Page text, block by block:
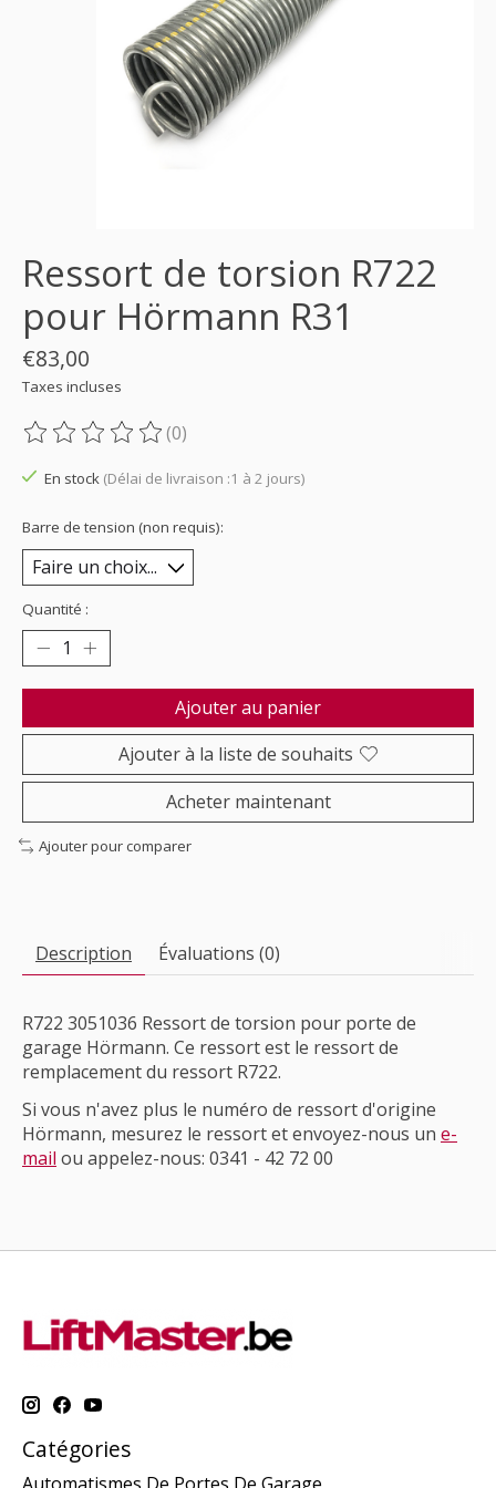
Ressort de torsion R722
pour Hörmann R31
€83,00
Taxes incluses
Ce produit est évalué à
(0)
En stock (Délai de livraison :1 à 2 jours)
Barre de tension (non requis):
Quantité :
Ajouter au panier
Ajouter à la liste de souhaits
Acheter maintenant
Ajouter pour comparer
Description Évaluations (0)
R722 3051036 Ressort de torsion pour porte de
garage Hörmann. Ce ressort est le ressort de
remplacement du ressort R722.
Si vous n'avez plus le numéro de ressort d'origine
Hörmann, mesurez le ressort et envoyez-nous un e-
mail ou appelez-nous: 0341 - 42 72 00
Catégories